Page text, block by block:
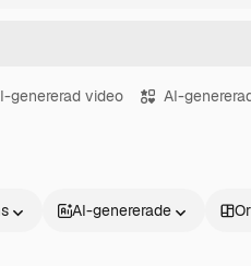
genererad video AI-
AI-genererade